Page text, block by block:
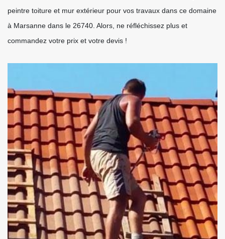
peintre toiture et mur extérieur pour vos travaux dans ce domaine
à Marsanne dans le 26740. Alors, ne réfléchissez plus et
commandez votre prix et votre devis !